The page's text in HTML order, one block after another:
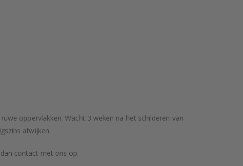
oppervlakken. Wacht 3 weken na het schilderen van
afwijken.
contact met ons op.